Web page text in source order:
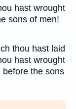
hast wrought
sons of men!
thou hast laid
hast wrought
the sons